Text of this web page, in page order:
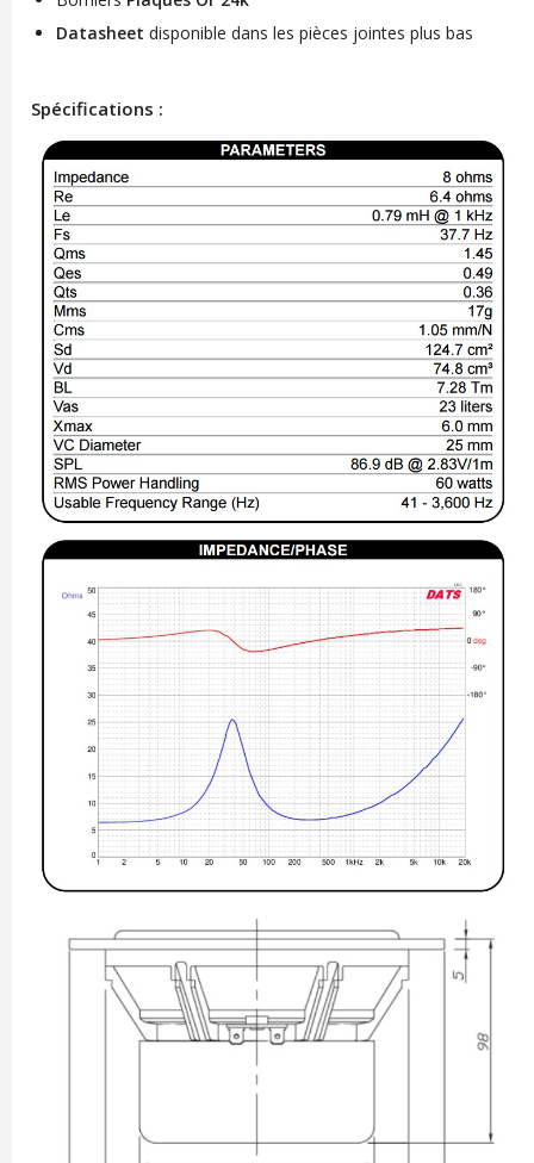
Datasheet disponible dans les pièces jointes plus bas
Spécifications :